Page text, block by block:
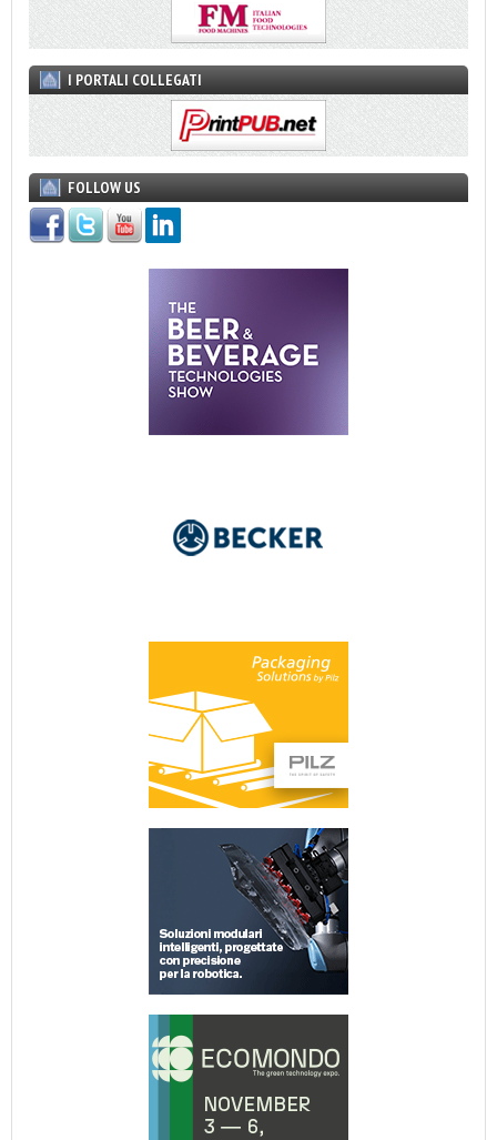
I PORTALI COLLEGATI
FOLLOW US